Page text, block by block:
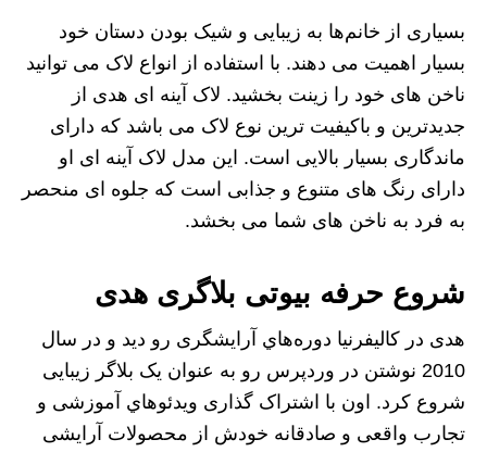
بسیاری از خانم‌ها به زیبایی و شیک بودن دستان خود
بسیار اهمیت می‌ دهند. با استفاده از انواع لاک می‌ توانید
ناخن‌ های خود را زینت بخشید. لاک آینه‌ ای هدی از
جدیدترین و باکیفیت‌ ترین نوع لاک می‌ باشد که دارای
ماندگاری بسیار بالایی است. این مدل لاک آینه ای او
دارای رنگ‌ های متنوع و جذابی است که جلوه‌ ای منحصر
به فرد به ناخن‌ های شما می‌ بخشد.
شروع حرفه بیوتی بلاگری هدی
هدی در کالیفرنیا دوره‌هاي آرایشگری رو دید و در سال
2010 نوشتن در وردپرس رو به عنوان یک بلاگر زیبایی‌
شروع کرد. اون با اشتراک گذاری ویدئو‌هاي آموزشی و
تجارب واقعی‌ و صادقانه خودش از محصولات آرایشی‌